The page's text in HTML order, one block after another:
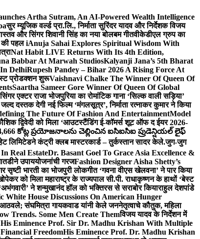
Artha Sutram, An AI-Powered Wealth Intelligence
सुर म्यूजिक वर्ल्ड प्रा.लि., निर्माता सुरिंदर यादव और निर्देशक विजय
और सिंगर शिवानी सिंह का नया बोलबम गीतवीकेडीएल ग्रुप का
की पहल iAnuja Sahai Explores Spiritual Wisdom With
Nat Habit LIVE Returns With Its 4th Edition,
Babbar At Marwah StudiosKalyanji Jana’s 5th Bharat
DelhiRupesh Pandey – Bihar 2026 A Rising Force At
प्रोडक्शन शुरूVaishnavi Chalke The Winner Of Queen Of
Saartha Sameer Gore Winner Of Queen Of Global
एक्टर राजा भोजपुरिया का रोमांटिक गाना ‘सिल्क वाली सड़िया’
दस्तक देगी नई फिल्म ‘मंगलसूत्र’, निर्माता रत्नाकर कुमार ने किया
The Future Of Fashion And EntertainmentModel
द्विवेदी को मिला ‘आउटस्टैंडिंग ई-कॉमर्स शूट ऑफ द ईयर 2026-
కోట్ల ప్రయోజనాలను చెల్లించిన ఐసిఐసిఐ ప్రుడెన్షియల్ లైఫ్
लिमिटेडने कंट्री क्लब मास्टरकार्ड – तुर्कस्तान सादर केले.जुग-जुग
Real EstateDr. Basant Goel To Grace Asia Excellence &
उपाययोजनांची गरजFashion Designer Aisha Shetty’s
सृष्टी भारती का भोजपुरी लोकगीत ‘गवना वीएस खेलवना’ ने पार किया
को मिला महाराष्ट्र के राज्यपाल सी.पी. राधाकृष्णन के हाथों ‘बेस्ट
ने शन्मुखानंद हॉल को भक्तिरस से सराबोर कियाराहुल देशपांडे
House Discussions On American Hunger
आठवले; संघमित्रा गायकवाड यांनी केले जननेतृत्वाचे कौतुक, महिला
Trends. Some Men Create Themविजय यादव के निर्देशन में
Eminence Prof. Sir Dr. Madhu Krishan With Multiple
FreedomHis Eminence Prof. Dr. Madhu Krishan